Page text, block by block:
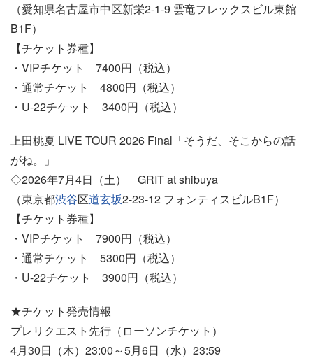
（愛知県名古屋市中区新栄2-1-9 雲竜フレックスビル東館
B1F）
【チケット券種】
・VIPチケット 7400円（税込）
・通常チケット 4800円（税込）
・U-22チケット 3400円（税込）
上田桃夏 LIVE TOUR 2026 Final「そうだ、そこからの話
がね。」
◇2026年7月4日（土） GRIT at shibuya
（東京都渋谷区道玄坂2-23-12 フォンティスビルB1F）
【チケット券種】
・VIPチケット 7900円（税込）
・通常チケット 5300円（税込）
・U-22チケット 3900円（税込）
★チケット発売情報
プレリクエスト先行（ローソンチケット）
4月30日（木）23:00～5月6日（水）23:59